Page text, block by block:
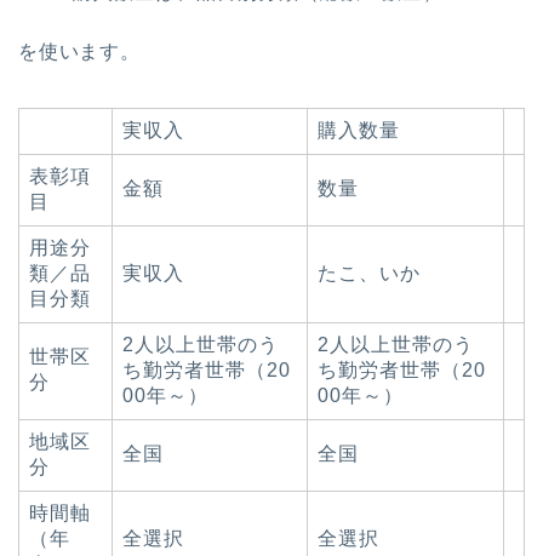
を使います。
実収入 購入数量
表彰項
目
金額 数量
用途分
類／品
目分類
実収入 たこ、いか
世帯区
分
2人以上世帯のう
ち勤労者世帯（20
00年～）
2人以上世帯のう
ち勤労者世帯（20
00年～）
地域区
分
全国 全国
時間軸
（年
全選択 全選択